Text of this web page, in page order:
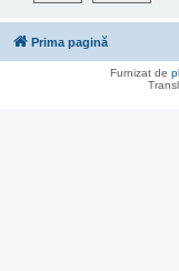
Prima pagină
Furnizat de